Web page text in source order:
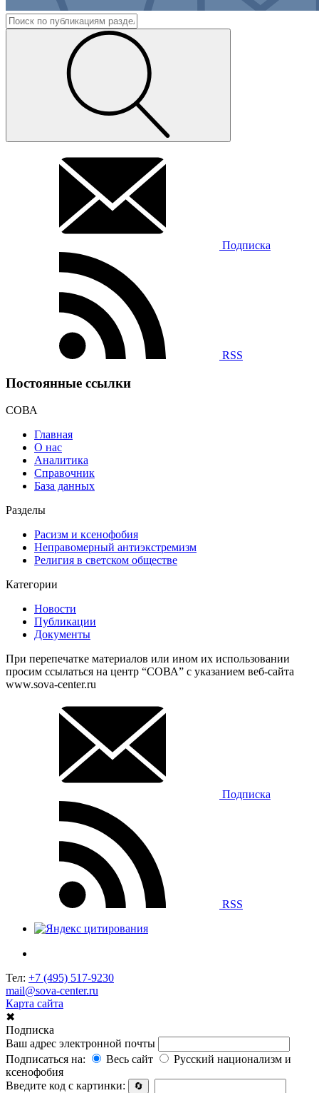
Подписка
RSS
Постоянные ссылки
СОВА
Главная
О нас
Аналитика
Справочник
База данных
Разделы
Расизм и ксенофобия
Неправомерный антиэкстремизм
Религия в светском обществе
Категории
Новости
Публикации
Документы
При перепечатке материалов или ином их использовании
просим ссылаться на центр “СОВА” с указанием веб-сайта
www.sova-center.ru
Подписка
RSS
Тел: +7 (495) 517-9230
mail@sova-center.ru
Карта сайта
✖
Подписка
Ваш адрес электронной почты
Подписаться на:
Весь сайт
Русский национализм и
ксенофобия
Введите код с картинки:
🔄